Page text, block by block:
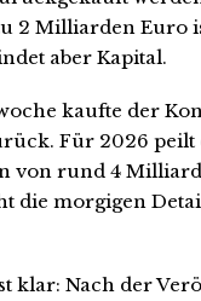
2 Milliarden Euro
aber Kapital.
kaufte der
Für 2026 peilt
von rund 4
die morgigen
klar: Nach der